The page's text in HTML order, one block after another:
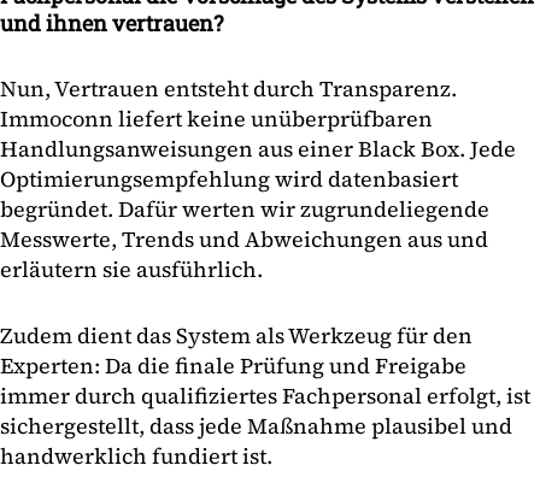
und ihnen vertrauen?
Nun, Vertrauen entsteht durch Transparenz.
Immoconn liefert keine unüberprüfbaren
Handlungsanweisungen aus einer Black Box. Jede
Optimierungsempfehlung wird datenbasiert
begründet. Dafür werten wir zugrundeliegende
Messwerte, Trends und Abweichungen aus und
erläutern sie ausführlich.
Zudem dient das System als Werkzeug für den
Experten: Da die finale Prüfung und Freigabe
immer durch qualifiziertes Fachpersonal erfolgt, ist
sichergestellt, dass jede Maßnahme plausibel und
handwerklich fundiert ist.